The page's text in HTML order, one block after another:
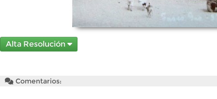
Alta Resolución
Comentarios: